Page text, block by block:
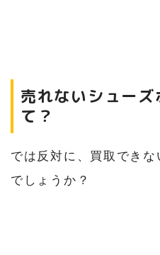
売れないシュー
て？
では反対に、買取でき
でしょうか？